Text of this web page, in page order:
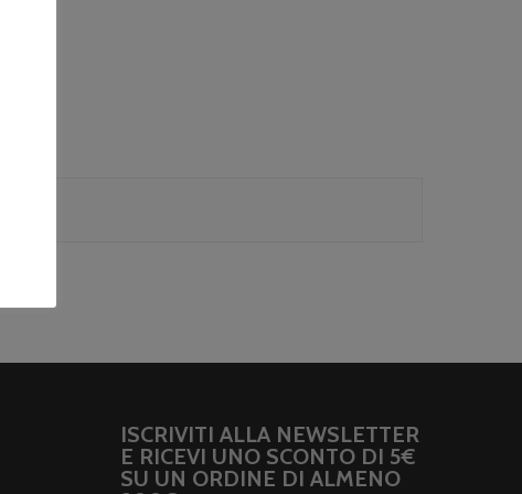
ISCRIVITI ALLA NEWSLETTER
E RICEVI UNO SCONTO DI 5€
SU UN ORDINE DI ALMENO